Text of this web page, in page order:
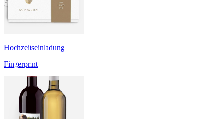
Hochzeitseinladung
Fingerprint